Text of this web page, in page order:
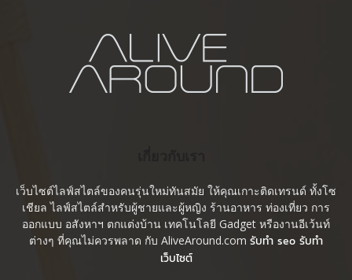
เว็บไซต์ไลฟ์สไตล์ของคนรุ่นใหม่ทันสมัย ให้คุณเกาะติดเทรนด์ ทั้งโซ
เชียล ไลฟ์สไตล์สำหรับผู้ชายและผู้หญิง ร้านอาหาร ท่องเที่ยว การ
ออกแบบ อสังหาฯ ตกแต่งบ้าน เทคโนโลยี Gadget หรืองานอีเว้นท์
ต่างๆ ที่คุณไม่ควรพลาด กับ AliveAround.com รับทำ seo รับทำ
เว็บไซต์